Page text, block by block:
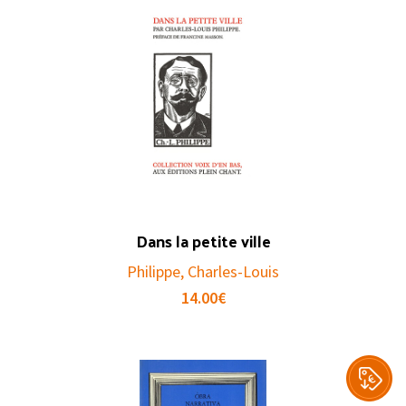
Dans la petite ville
Philippe, Charles-Louis
14.00€